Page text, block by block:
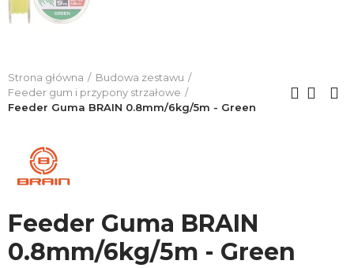
Strona główna
Budowa zestawu
Feeder gum i przypony strzałowe
Feeder Guma BRAIN 0.8mm/6kg/5m - Green
Feeder Guma BRAIN
0.8mm/6kg/5m - Green